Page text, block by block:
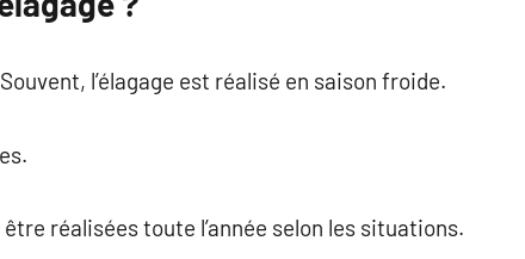
l’élagage est réalisé en saison froide.
réalisées toute l’année selon les situations.